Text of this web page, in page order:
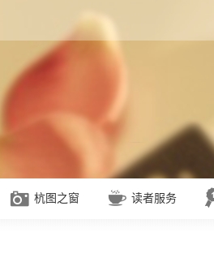
杭图之窗 读者服务